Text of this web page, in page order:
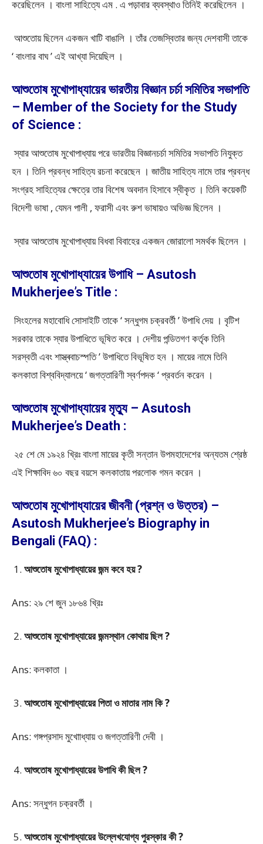
করেছিলেন । বাংলা সাহিত্যে এম . এ পড়াবার ব্যবস্থাও তিনিই করেছিলেন ।
আশুতােয় ছিলেন একজন খাটি বাঙালি । তাঁর তেজস্বিতার জন্য দেশবাসী তাকে
‘ বাংলার বাঘ ’ এই আখ্যা দিয়েছিল ।
আশুতোষ মুখোপাধ্যায়ের ভারতীয় বিজ্ঞান চর্চা সমিতির সভাপতি
– Member of the Society for the Study
of Science :
স্যার আশুতােষ মুখােপাধ্যায় পরে ভারতীয় বিজ্ঞানচর্চা সমিতির সভাপতি নিযুক্ত
হন । তিনি প্রবন্ধ সাহিত্য রচনা করেছেন । জাতীয় সাহিত্য নামে তার প্রবন্ধ
সংগ্রহ সাহিত্যের ক্ষেত্রে তার বিশেষ অবদান হিসাবে স্বীকৃত । তিনি কয়েকটি
বিদেশী ভাষা , যেমন পালী , ফরাসী এবং রুশ ভাষায়ও অভিজ্ঞ ছিলেন ।
স্যার আশুতােষ মুখােপাধ্যায় বিধবা বিবাহের একজন জোরালাে সমর্থক ছিলেন ।
আশুতোষ মুখোপাধ্যায়ের উপাধি – Asutosh
Mukherjee’s Title :
সিংহলের মহাবােধি সােসাইটি তাকে ‘ সন্ধুগম চক্রবর্তী ’ উপাধি দেয় । বৃটিশ
সরকার তাকে স্যার উপাধিতে ভূষিত করে । দেশীয় পন্ডিতগণ কর্তৃক তিনি
সরস্বতী এবং শাস্ত্ৰবাচস্পতি ’ উপাধিতে বিভূষিত হন । মায়ের নামে তিনি
কলকাতা বিশ্ববিদ্যালয়ে ‘ জগত্তারিণী স্বর্ণপদক ‘ প্রবর্তন করেন ।
আশুতোষ মুখোপাধ্যায়ের মৃত্যু – Asutosh
Mukherjee’s Death :
২৫ শে মে ১৯২৪ খ্রিঃ বাংলা মায়ের কৃতী সন্তান উপমহাদেশের অন্যতম শ্রেষ্ঠ
এই শিক্ষাবিদ ৬০ বছর বয়সে কলকাতায় পরলােক গমন করেন ।
আশুতোষ মুখোপাধ্যায়ের জীবনী (প্রশ্ন ও উত্তর) –
Asutosh Mukherjee’s Biography in
Bengali (FAQ) :
আশুতোষ মুখোপাধ্যায়ের জন্ম কবে হয় ?
Ans: ২৯ শে জুন ১৮৬৪ খ্রিঃ
আশুতোষ মুখোপাধ্যায়ের জন্মস্থান কোথায় ছিল ?
Ans: কলকাতা ।
আশুতোষ মুখোপাধ্যায়ের পিতা ও মাতার নাম কি ?
Ans: গঙ্গপ্রসাদ মুখোাধ্যায় ও জগত্তারিণী দেবী ।
আশুতোষ মুখোপাধ্যায়ের উপাধি কী ছিল ?
Ans: সন্ধুগন চক্রবর্তী ।
আশুতোষ মুখোপাধ্যায়ের উল্লেখযোগ্য পুরস্কার কী ?